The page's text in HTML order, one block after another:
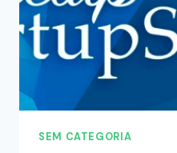
SEM CATEGORIA